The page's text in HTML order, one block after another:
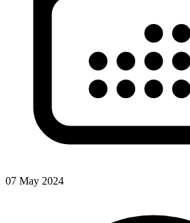
07 May 2024